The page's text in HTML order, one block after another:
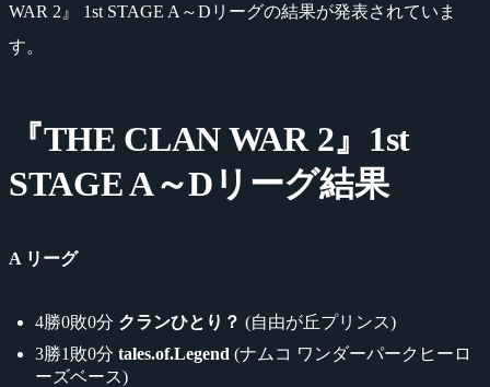
WAR 2』 1st STAGE A～Dリーグの結果が発表されていま
す。
『THE CLAN WAR 2』1st
STAGE A～Dリーグ結果
A リーグ
4勝0敗0分 クランひとり？ (自由が丘プリンス)
3勝1敗0分 tales.of.Legend (ナムコ ワンダーパークヒーロ
ーズベース)